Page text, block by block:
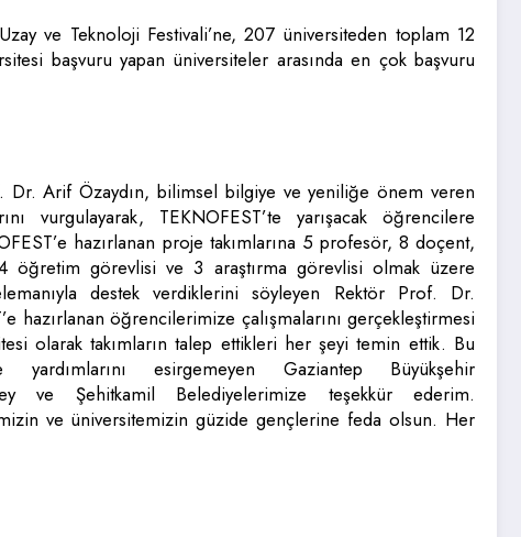
ve Teknoloji Festivali’ne, 207 üniversiteden toplam 12
başvuru yapan üniversiteler arasında en çok başvuru
Dr. Arif Özaydın, bilimsel bilgiye ve yeniliğe önem veren
vurgulayarak, TEKNOFEST’te yarışacak öğrencilere
hazırlanan proje takımlarına 5 profesör, 8 doçent,
görevlisi ve 3 araştırma görevlisi olmak üzere
destek verdiklerini söyleyen Rektör Prof. Dr.
hazırlanan öğrencilerimize çalışmalarını gerçekleştirmesi
olarak takımların talep ettikleri her şeyi temin ettik. Bu
yardımlarını esirgemeyen Gaziantep Büyükşehir
ve Şehitkamil Belediyelerimize teşekkür ederim.
ve üniversitemizin güzide gençlerine feda olsun. Her